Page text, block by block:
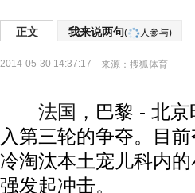
正文 我来说两句( 人参与)
2014-05-30 14:37:17 来源： 搜狐体育
法国 ，巴黎 - 北
入第三轮的争夺。目
冷淘汰本土宠儿科内
强发起冲击。